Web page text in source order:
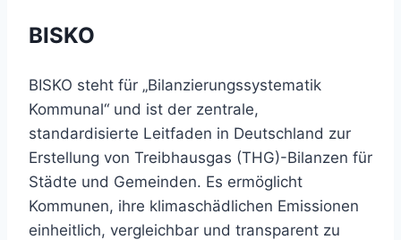
BISKO
BISKO steht für „Bilanzierungssystematik
Kommunal“ und ist der zentrale,
standardisierte Leitfaden in Deutschland zur
Erstellung von Treibhausgas (THG)-Bilanzen für
Städte und Gemeinden. Es ermöglicht
Kommunen, ihre klimaschädlichen Emissionen
einheitlich, vergleichbar und transparent zu